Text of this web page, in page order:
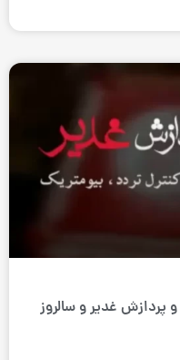
غدیر و سالروز